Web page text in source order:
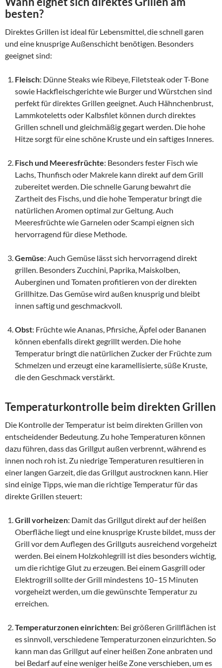
besten?
Direktes Grillen ist ideal für Lebensmittel, die schnell garen
und eine knusprige Außenschicht benötigen. Besonders
geeignet sind:
Fleisch: Dünne Steaks wie Ribeye, Filetsteak oder T-Bone
sowie Hackfleischgerichte wie Burger und Würstchen sind
perfekt für direktes Grillen geeignet. Auch Hähnchenbrust,
Lammkoteletts oder Kalbsfilet können durch direktes
Grillen schnell und gleichmäßig gegart werden. Die hohe
Hitze sorgt für eine schöne Kruste und ein saftiges Inneres.
Fisch und Meeresfrüchte: Besonders fester Fisch wie
Lachs, Thunfisch oder Makrele kann direkt auf dem Grill
zubereitet werden. Die schnelle Garung bewahrt die
Zartheit des Fischs, und die hohe Temperatur bringt die
natürlichen Aromen optimal zur Geltung. Auch
Meeresfrüchte wie Garnelen oder Scampi eignen sich
hervorragend für diese Methode.
Gemüse: Auch Gemüse lässt sich hervorragend direkt
grillen. Besonders Zucchini, Paprika, Maiskolben,
Auberginen und Tomaten profitieren von der direkten
Grillhitze. Das Gemüse wird außen knusprig und bleibt
innen saftig und geschmackvoll.
Obst: Früchte wie Ananas, Pfirsiche, Äpfel oder Bananen
können ebenfalls direkt gegrillt werden. Die hohe
Temperatur bringt die natürlichen Zucker der Früchte zum
Schmelzen und erzeugt eine karamellisierte, süße Kruste,
die den Geschmack verstärkt.
Temperaturkontrolle beim direkten Grillen
Die Kontrolle der Temperatur ist beim direkten Grillen von
entscheidender Bedeutung. Zu hohe Temperaturen können
dazu führen, dass das Grillgut außen verbrennt, während es
innen noch roh ist. Zu niedrige Temperaturen resultieren in
einer langen Garzeit, die das Grillgut austrocknen kann. Hier
sind einige Tipps, wie man die richtige Temperatur für das
direkte Grillen steuert:
Grill vorheizen: Damit das Grillgut direkt auf der heißen
Oberfläche liegt und eine knusprige Kruste bildet, muss der
Grill vor dem Auflegen des Grillguts ausreichend vorgeheizt
werden. Bei einem Holzkohlegrill ist dies besonders wichtig,
um die richtige Glut zu erzeugen. Bei einem Gasgrill oder
Elektrogrill sollte der Grill mindestens 10–15 Minuten
vorgeheizt werden, um die gewünschte Temperatur zu
erreichen.
Temperaturzonen einrichten: Bei größeren Grillflächen ist
es sinnvoll, verschiedene Temperaturzonen einzurichten. So
kann man das Grillgut auf einer heißen Zone anbraten und
bei Bedarf auf eine weniger heiße Zone verschieben, um es